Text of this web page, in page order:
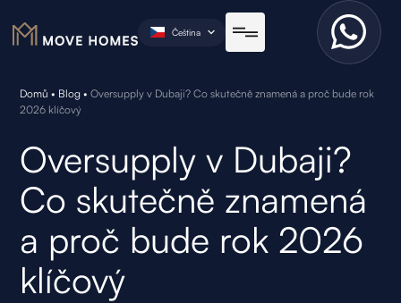
Čeština
Domů • Blog •Oversupply v Dubaji? Co skutečně znamená a proč bude rok
2026 klíčový
Oversupply v Dubaji?
Co skutečně znamená
a proč bude rok 2026
klíčový